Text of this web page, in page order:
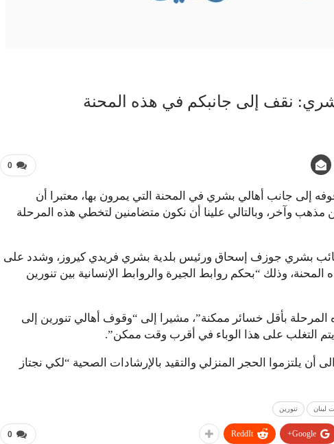
نقف إلى جانبكم في هذه المحنة
0
إلى جانب أهالي بشري في المحنة التي يمرون بها، معتبرا أن
مذهب وآخر، وبالتالي علينا أن نكون متضامنين لتخطي هذه المرحلة
بشري جوزف إسحاق ورئيس بلدية بشري فريدي كيروز، وشدد على
وذلك “بحكم روابط الجيرة والروابط الإنسانية بين تنورين
بأقل خسائر ممكنة”، مشيرا إلى “وقوف أهالي تنورين إلى
التغلب على هذا الوباء في أقرب وقت ممكن”.
يلتزموا الحجر المنزلي والتقيد بالإرشادات الصحية “لكي نجتاز
لبنان تنورين
0 Google+
ReddIt